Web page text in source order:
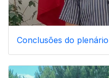
Conclusões do